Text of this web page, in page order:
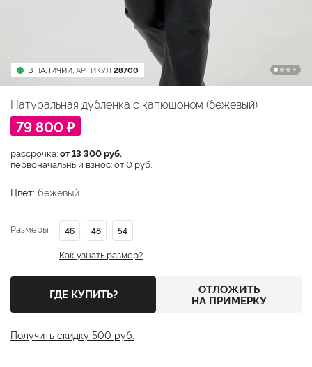
В НАЛИЧИИ, АРТИКУЛ 28700
Натуральная дубленка с капюшоном (бежевый)
79 800 ₽
рассрочка:от 13 300 руб.
первоначальный взнос: от 0 руб.
Цвет: бежевый
Размеры 46 48 54
Как узнать размер?
ГДЕ КУПИТЬ? ОТЛОЖИТЬ
НА ПРИМЕРКУ
Получить скидку 500 руб.